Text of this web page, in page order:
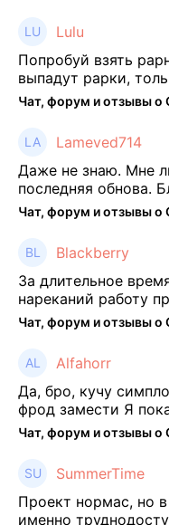
Lulu
Попробуй взять
выпадут рарки,
отпиши потом что
Чат, форум и отзывы о
Lameved714
Даже не знаю. Мне
последняя обнова.
механики
есть нет
Чат, форум и отзывы о
Blackberry
За длительное
нареканий работу
последнее
подзабросил (было
Чат, форум и отзывы о
Alfahorr
Да, бро, кучу
фрод замести Я
нормальный🤓👌🏻
Чат, форум и отзывы о
SummerTime
Проект нормас, но
именно